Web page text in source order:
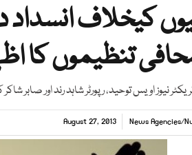
کیخلاف
تنظیموں کا
نیوز اویس توحید، رپورٹر شاہد رند اور صابر
News Agencies/
August 27, 2013